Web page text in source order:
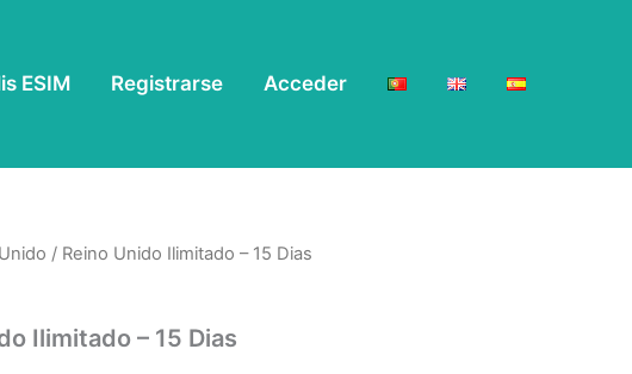
ESIM Registrarse Acceder
/ Reino Unido Ilimitado – 15 Dias
Ilimitado – 15 Dias